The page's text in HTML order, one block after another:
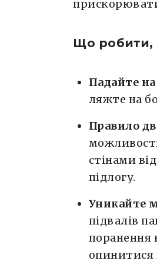
Що робити,
Падайте
ляжте на
Правило
стінами
підлогу.
Уникайте
підвалів
поранення
опинитися